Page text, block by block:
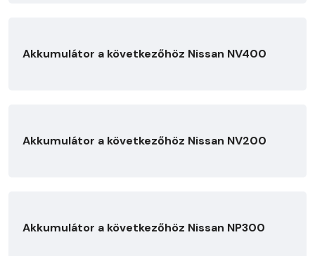
Akkumulátor a következőhöz Nissan NV400
Akkumulátor a következőhöz Nissan NV200
Akkumulátor a következőhöz Nissan NP300